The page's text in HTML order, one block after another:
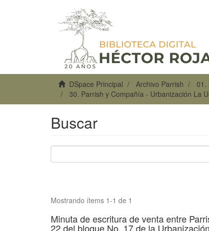
DSpace Principal Archivo Parrish
01.
30. Parrish y Compañía - Urbanización La
Buscar
Mostrando ítems 1-1 de 1
Minuta de escritura de venta entre
22 del bloque No. 17 de la